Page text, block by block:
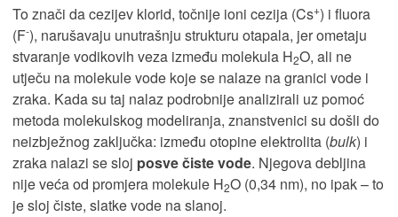
To znači da cezijev klorid, točnije ioni cezija (Cs+) i fluora
(F-), narušavaju unutrašnju strukturu otapala, jer ometaju
stvaranje vodikovih veza između molekula H2O, ali ne
utječu na molekule vode koje se nalaze na granici vode i
zraka. Kada su taj nalaz podrobnije analizirali uz pomoć
metoda molekulskog modeliranja, znanstvenici su došli do
neizbježnog zaključka: između otopine elektrolita (bulk) i
zraka nalazi se sloj posve čiste vode. Njegova debljina
nije veća od promjera molekule H2O (0,34 nm), no ipak – to
je sloj čiste, slatke vode na slanoj.